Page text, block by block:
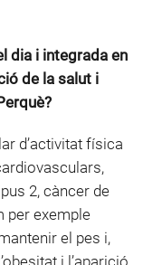
dia i integrada en
de la salut i
d’activitat física
2, càncer de
per exemple
el pes i,
i l’aparició